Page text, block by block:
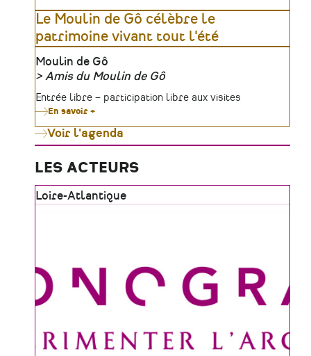
associatif
?
Le Moulin de Gô célèbre le
patrimoine vivant tout l'été
Lieu
Moulin de Gô
Organisateur
Amis du Moulin de Gô
Tarifs
Entrée libre – participation libre aux visites
En savoir +
Moulin
de
célèbre
le
patrimoine
vivant
tout
Voir l'agenda
LES ACTEURS
Zone
Loire-Atlantique